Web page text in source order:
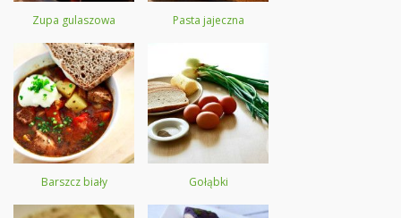
Zupa gulaszowa Pasta jajeczna
Barszcz biały Gołąbki